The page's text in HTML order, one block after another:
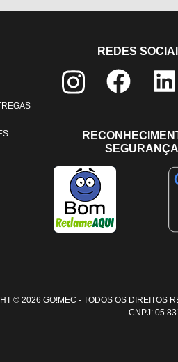
REDES
SEGURANÇA
© 2026 GO!MEC - TODOS OS DIREITOS
CNPJ: